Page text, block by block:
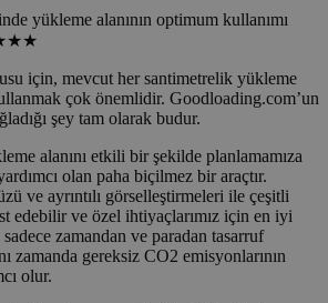
yükleme alanının optimum kullanımı
için, mevcut her santimetrelik yükleme
çok önemlidir. Goodloading.com’un
şey tam olarak budur.
alanını etkili bir şekilde planlamamıza
olan paha biçilmez bir araçtır.
ve ayrıntılı görselleştirmeleri ile çeşitli
edebilir ve özel ihtiyaçlarımız için en iyi
zamandan ve paradan tasarruf
zamanda gereksiz CO2 emisyonlarının
olur.